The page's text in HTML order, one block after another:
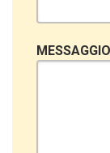
MESSAGGIO